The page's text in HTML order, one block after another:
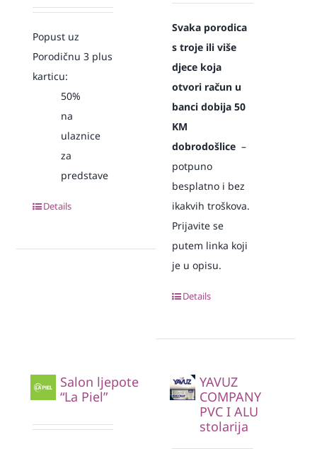
Popust uz
Porodičnu 3 plus
karticu:
50%
na
ulaznice
za
predstave
Details
Svaka porodica
s troje ili više
djece koja
otvori račun u
banci dobija 50
KM
dobrodošlice –
potpuno
besplatno i bez
ikakvih troškova.
Prijavite se
putem linka koji
je u opisu.
Details
Salon ljepote
“La Piel”
YAVUZ
COMPANY
PVC I ALU
stolarija